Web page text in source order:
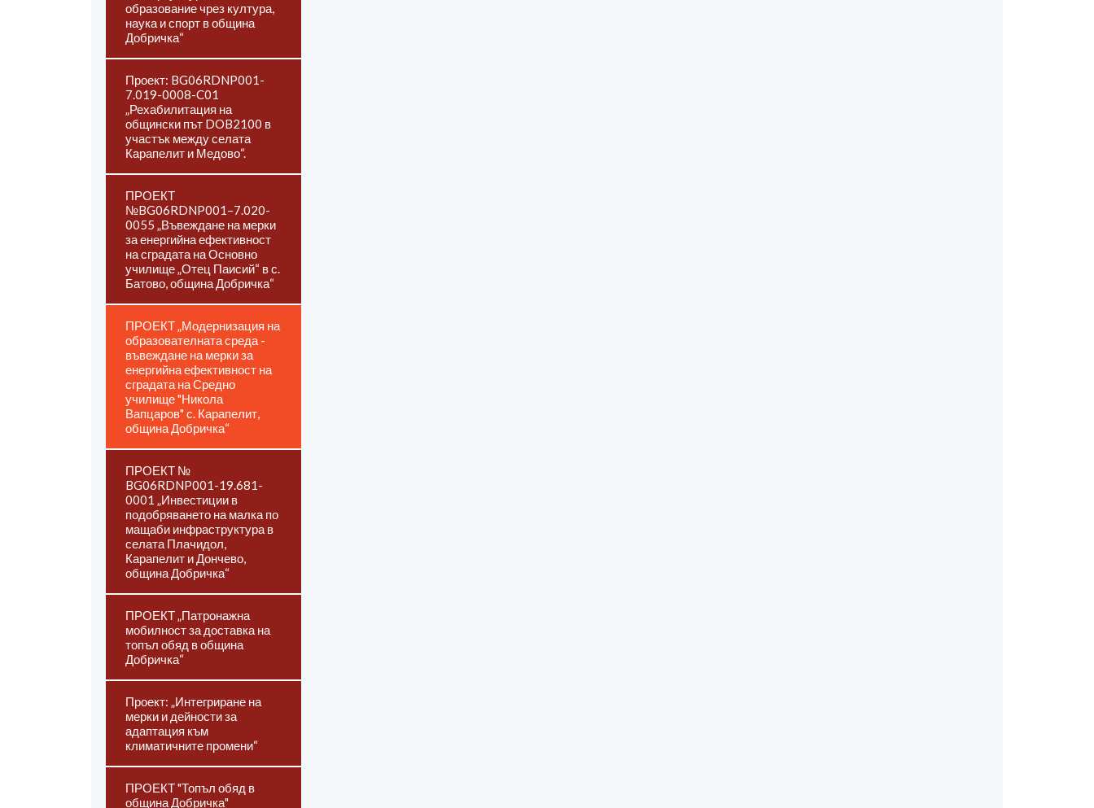
образование чрез култура,
наука и спорт в община
Добричка“
Проект: BG06RDNP001-
7.019-0008-C01
„Рехабилитация на
общински път DOB2100 в
участък между селата
Карапелит и Медово“.
ПРОЕКТ
№BG06RDNP001–7.020-
0055 „Въвеждане на мерки
за енергийна ефективност
на сградата на Основно
училище „Отец Паисий“ в с.
Батово, община Добричка“
ПРОЕКТ „Модернизация на
образователната среда -
въвеждане на мерки за
енергийна ефективност на
сградата на Средно
училище "Никола
Вапцаров" с. Карапелит,
община Добричка“
ПРОЕКТ №
BG06RDNP001-19.681-
0001 „Инвестиции в
подобряването на малка по
мащаби инфраструктура в
селата Плачидол,
Карапелит и Дончево,
община Добричка“
ПРОЕКТ „Патронажна
мобилност за доставка на
топъл обяд в община
Добричка“
Проект: „Интегриране на
мерки и дейности за
адаптация към
климатичните промени“
ПРОЕКТ "Топъл обяд в
община Добричка"